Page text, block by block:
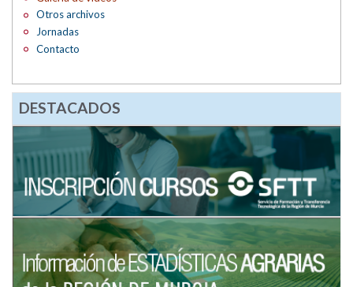
Otros archivos
Jornadas
Contacto
DESTACADOS